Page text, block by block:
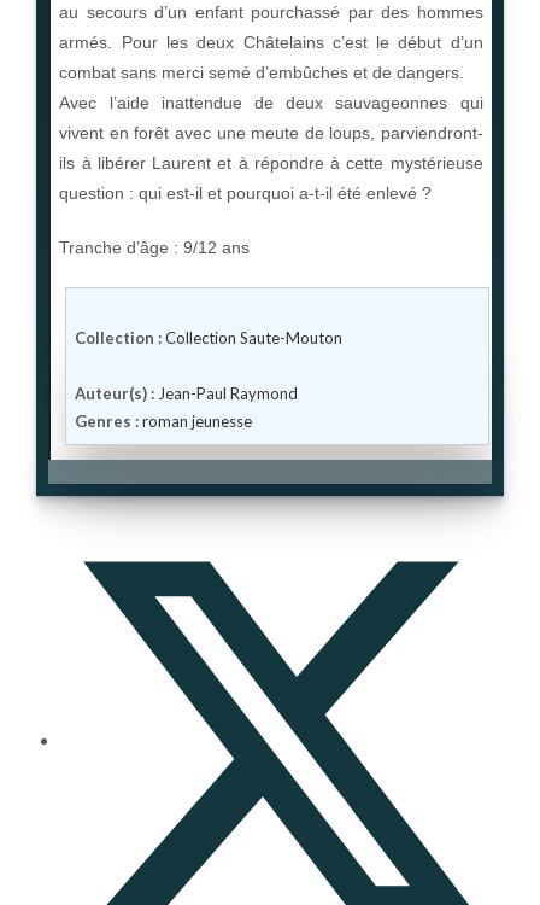
au secours d’un enfant pourchassé par des hommes
armés. Pour les deux Châtelains c’est le début d’un
combat sans merci semé d’embûches et de dangers.
Avec l’aide inattendue de deux sauvageonnes qui
vivent en forêt avec une meute de loups, parviendront-
ils à libérer Laurent et à répondre à cette mystérieuse
question : qui est-il et pourquoi a-t-il été enlevé ?
Tranche d’âge : 9/12 ans
Collection : Collection Saute-Mouton
Auteur(s) : Jean-Paul Raymond
Genres : roman jeunesse